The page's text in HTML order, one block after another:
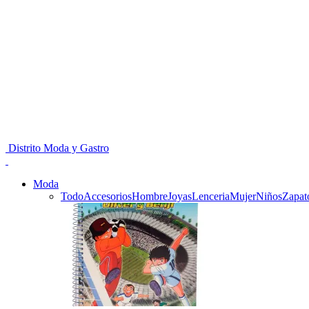
Distrito Moda y Gastro
Moda
TodoAccesoriosHombreJoyasLenceriaMujerNiños